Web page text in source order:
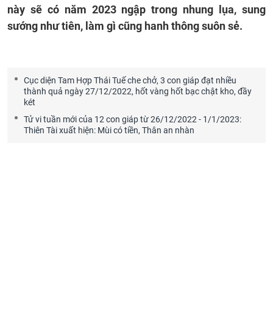
này sẽ có năm 2023 ngập trong nhung lụa, sung
sướng như tiên, làm gì cũng hanh thông suôn sẻ.
Cục diện Tam Hợp Thái Tuế che chở, 3 con giáp đạt nhiều
thành quả ngày 27/12/2022, hốt vàng hốt bạc chật kho, đầy
két
Tử vi tuần mới của 12 con giáp từ 26/12/2022 - 1/1/2023:
Thiên Tài xuất hiện: Mùi có tiền, Thân an nhàn